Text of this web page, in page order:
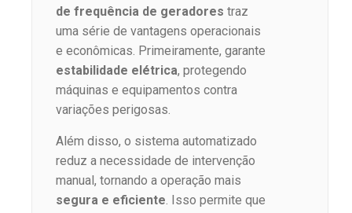
de frequência de geradores traz
uma série de vantagens operacionais
e econômicas. Primeiramente, garante
estabilidade elétrica, protegendo
máquinas e equipamentos contra
variações perigosas.
Além disso, o sistema automatizado
reduz a necessidade de intervenção
manual, tornando a operação mais
segura e eficiente . Isso permite que